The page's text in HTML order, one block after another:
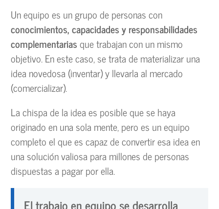
Un equipo es un grupo de personas con
conocimientos, capacidades y responsabilidades
complementariasque trabajan con un mismo
objetivo. En este caso, se trata de materializar una
idea novedosa (inventar) y llevarla al mercado
(comercializar).
La chispa de la idea es posible que se haya
originado en una sola mente, pero es un equipo
completo el que es capaz de convertir esa idea en
una solución valiosa para millones de personas
dispuestas a pagar por ella.
El trabajo en equipo se desarrolla